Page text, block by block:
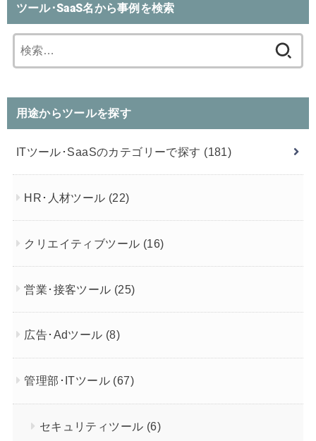
ツール･SaaS名から事例を検索
索:
用途からツールを探す
ITツール･SaaSのカテゴリーで探す (181)
HR･人材ツール (22)
クリエイティブツール (16)
営業･接客ツール (25)
広告･Adツール (8)
管理部･ITツール (67)
セキュリティツール (6)